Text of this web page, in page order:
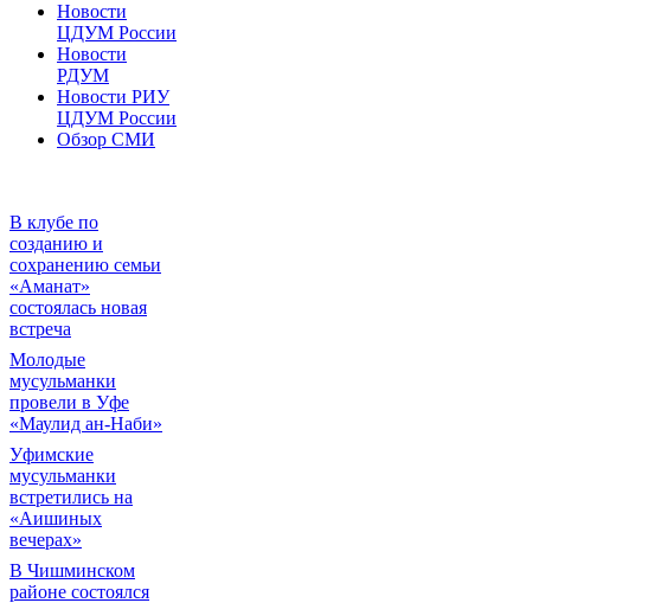
Новости
ЦДУМ России
Новости
РДУМ
Новости РИУ
ЦДУМ России
Обзор СМИ
В клубе по
созданию и
сохранению семьи
«Аманат»
состоялась новая
встреча
Молодые
мусульманки
провели в Уфе
«Маулид ан-Наби»
Уфимские
мусульманки
встретились на
«Аишиных
вечерах»
В Чишминском
районе состоялся